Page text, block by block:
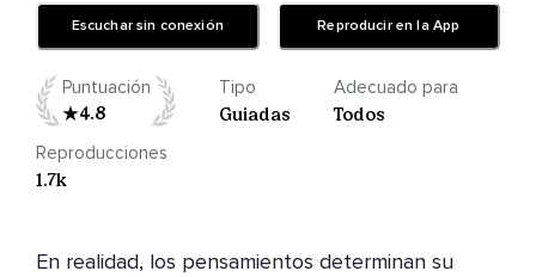
Escuchar sin conexión Reproducir en la App
Puntuación
4.8
Tipo
Guiadas
Adecuado para
Todos
Reproducciones
1.7k
En realidad, los pensamientos determinan su